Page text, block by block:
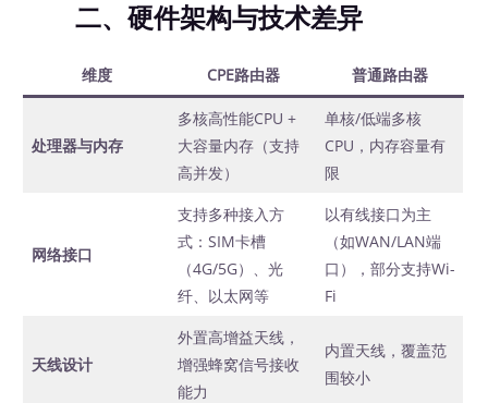
二、硬件架构与技术差异
维度 CPE路由器 普通路由器
处理器与内存
多核高性能CPU +
大容量内存（支持
高并发）
单核/低端多核
CPU，内存容量有
限
网络接口
支持多种接入方
式：SIM卡槽
（4G/5G）、光
纤、以太网等
以有线接口为主
（如WAN/LAN端
口），部分支持Wi-
Fi
天线设计
外置高增益天线，
增强蜂窝信号接收
能力
内置天线，覆盖范
围较小